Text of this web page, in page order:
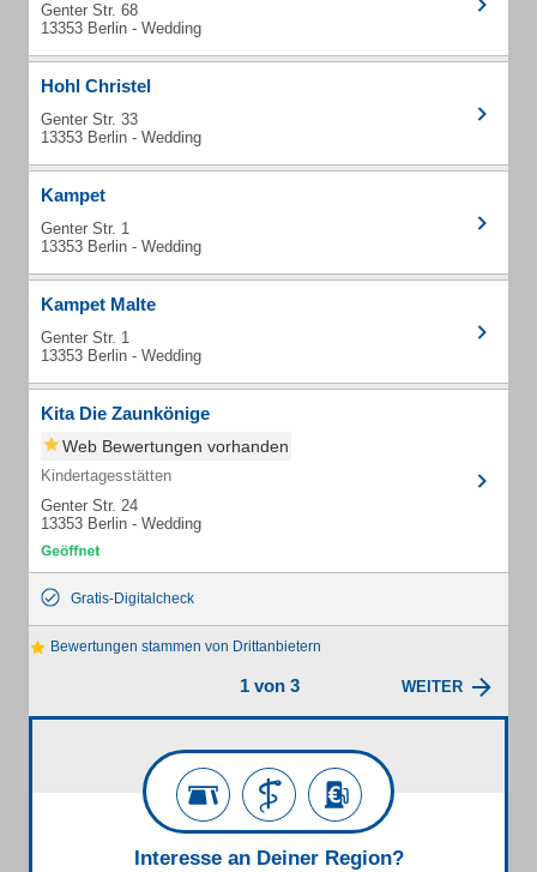
Genter Str. 68
13353 Berlin - Wedding
Hohl Christel
Genter Str. 33
13353 Berlin - Wedding
Kampet
Genter Str. 1
13353 Berlin - Wedding
Kampet Malte
Genter Str. 1
13353 Berlin - Wedding
Kita Die Zaunkönige
Web Bewertungen vorhanden
Kindertagesstätten
Genter Str. 24
13353 Berlin - Wedding
Gratis-Digitalcheck
Bewertungen stammen von Drittanbietern
1 von 3 WEITER
Interesse an Deiner Region?